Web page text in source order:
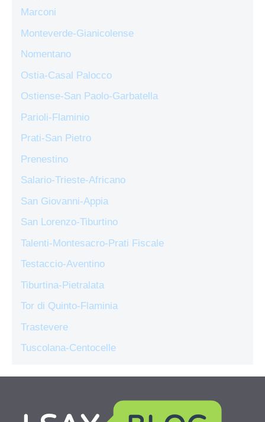
Marconi
Monteverde-Gianicolense
Nomentano
Ostia-Casal Palocco
Ostiense-San Paolo-Garbatella
Parioli-Flaminio
Prati-San Pietro
Prenestino
Salario-Trieste-Africano
San Giovanni-Appia
San Lorenzo-Tiburtino
Talenti-Montesacro-Prati Fiscale
Testaccio-Aventino
Tiburtina-Pietralata
Tor di Quinto-Flaminia
Trastevere
Tuscolana-Centocelle